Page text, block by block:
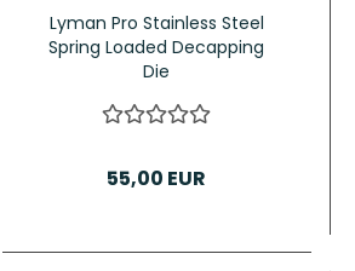
Lyman Pro Stainless Steel
Spring Loaded Decapping
Die
55,00 EUR